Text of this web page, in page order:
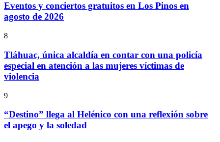
Eventos y conciertos gratuitos en Los Pinos en
agosto de 2026
8
Tláhuac, única alcaldía en contar con una policía
especial en atención a las mujeres víctimas de
violencia
9
“Destino” llega al Helénico con una reflexión sobre
el apego y la soledad